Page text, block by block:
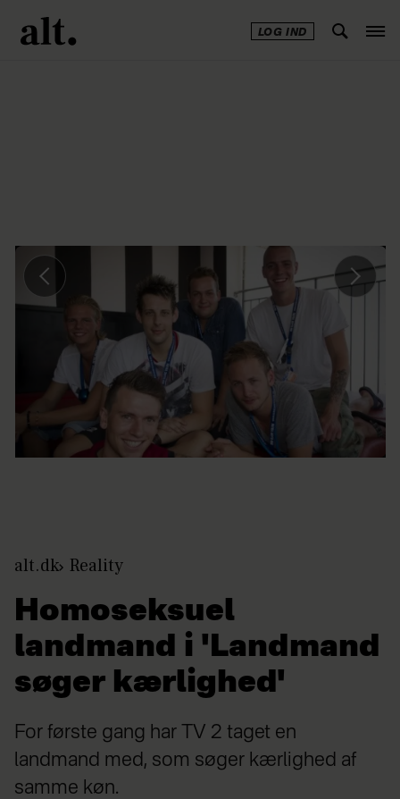
LOG IND
alt.dk Reality
Homoseksuel
landmand i 'Landmand
søger kærlighed'
For første gang har TV 2 taget en
landmand med, som søger kærlighed af
samme køn.